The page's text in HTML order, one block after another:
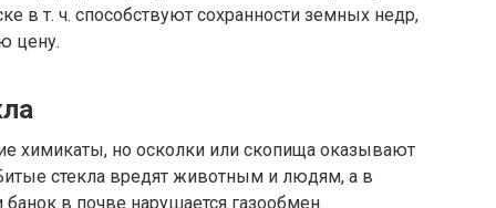
в т. ч. способствуют сохранности земных недр,
цену.
химикаты, но осколки или скопища оказывают
стекла вредят животным и людям, а в
в почве нарушается газообмен.